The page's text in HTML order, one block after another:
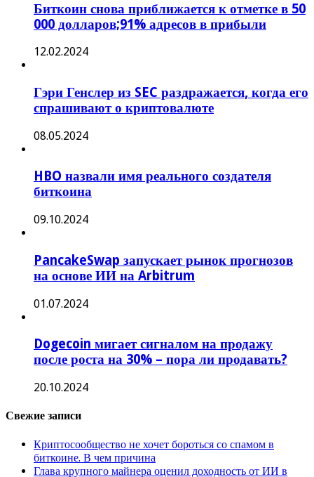
Биткоин снова приближается к отметке в 50
000 долларов;91% адресов в прибыли
12.02.2024
Гэри Генслер из SEC раздражается, когда его
спрашивают о криптовалюте
08.05.2024
HBO назвали имя реального создателя
биткоина
09.10.2024
PancakeSwap запускает рынок прогнозов
на основе ИИ на Arbitrum
01.07.2024
Dogecoin мигает сигналом на продажу
после роста на 30% – пора ли продавать?
20.10.2024
Свежие записи
Криптосообщество не хочет бороться со спамом в
биткоине. В чем причина
Глава крупного майнера оценил доходность от ИИ в